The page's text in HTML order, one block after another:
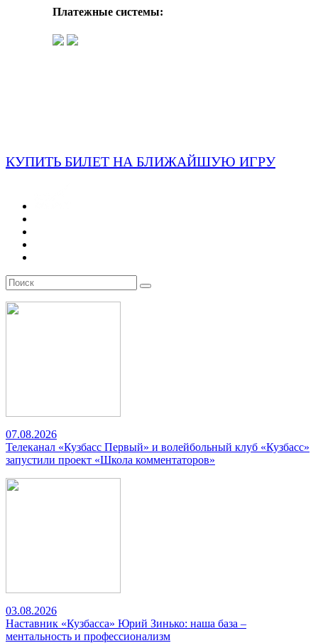
Платежные системы:
КУПИТЬ БИЛЕТ НА БЛИЖАЙШУЮ ИГРУ
07.08.2026
Телеканал «Кузбасс Первый» и волейбольный клуб «Кузбасс»
запустили проект «Школа комментаторов»
03.08.2026
Наставник «Кузбасса» Юрий Зинько: наша база –
ментальность и профессионализм